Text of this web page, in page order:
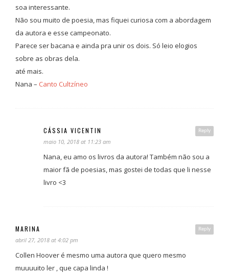
soa interessante.
Não sou muito de poesia, mas fiquei curiosa com a abordagem
da autora e esse campeonato.
Parece ser bacana e ainda pra unir os dois. Só leio elogios
sobre as obras dela.
até mais.
Nana – Canto Cultzíneo
Reply
CÁSSIA VICENTIN
maio 10, 2018 at 11:23 am
Nana, eu amo os livros da autora! Também não sou a
maior fã de poesias, mas gostei de todas que li nesse
livro <3
Reply
MARINA
abril 27, 2018 at 4:02 pm
Collen Hoover é mesmo uma autora que quero mesmo
muuuuito ler , que capa linda !